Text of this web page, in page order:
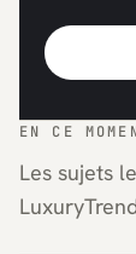
EN CE
Les sujets